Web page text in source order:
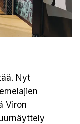
Nyt
Viron